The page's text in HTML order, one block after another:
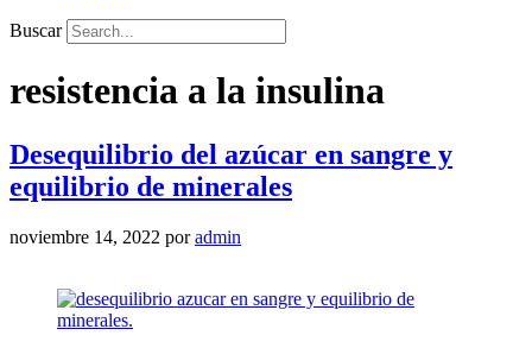
Buscar
resistencia a la insulina
Desequilibrio del azúcar en sangre y
equilibrio de minerales
noviembre 14, 2022 poradmin